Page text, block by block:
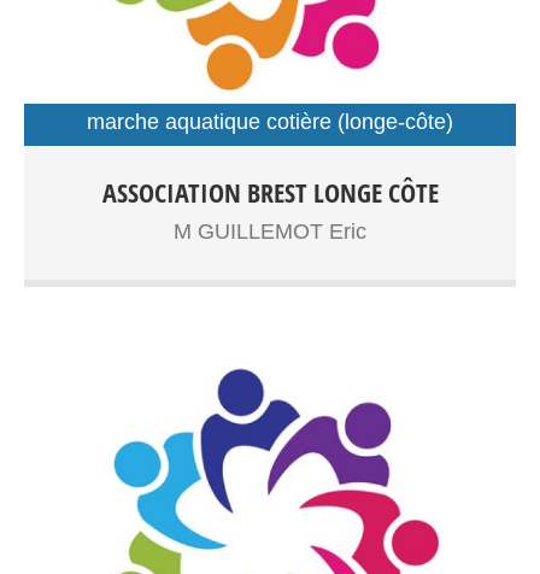
Longe côte adultes,senior Sport santé Entrainements:
Plage du Moulin Blanc
marche aquatique cotière (longe-côte)
ASSOCIATION BREST LONGE CÔTE
M GUILLEMOT Eric